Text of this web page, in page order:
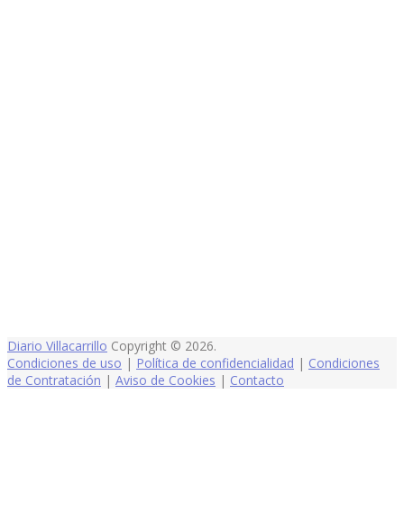
Diario Villacarrillo Copyright © 2026.
Condiciones de uso | Política de confidencialidad | Condiciones
de Contratación | Aviso de Cookies | Contacto